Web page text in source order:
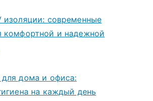
современные
комфортной и надежной
дома и офиса:
на каждый день